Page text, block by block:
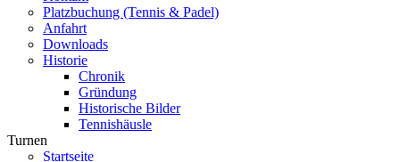
Platzbuchung (Tennis & Padel)
Anfahrt
Downloads
Historie
Chronik
Gründung
Historische Bilder
Tennishäusle
Turnen
Startseite